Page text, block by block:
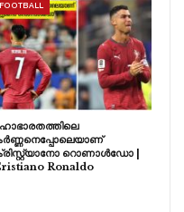
FOOTBALL
റൊണാൾഡോ |
Ronaldo